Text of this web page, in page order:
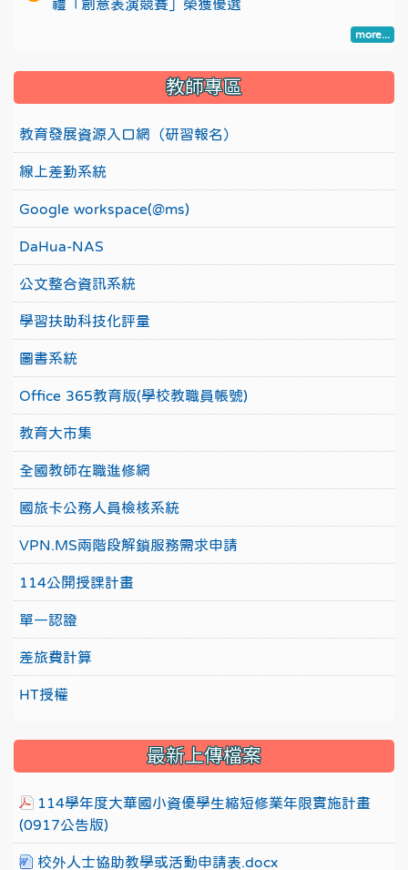
禮「創意表演競賽」榮獲優選
more...
教師專區
教育發展資源入口網（研習報名）
線上差勤系統
Google workspace(@ms)
DaHua-NAS
公文整合資訊系統
學習扶助科技化評量
圖書系統
Office 365教育版(學校教職員帳號)
教育大市集
全國教師在職進修網
國旅卡公務人員檢核系統
VPN.MS兩階段解鎖服務需求申請
114公開授課計畫
單一認證
差旅費計算
HT授權
最新上傳檔案
114學年度大華國小資優學生縮短修業年限實施計畫
(0917公告版)
校外人士協助教學或活動申請表.docx